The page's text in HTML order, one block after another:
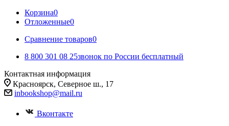
Корзина0
Отложенные0
Сравнение товаров0
8 800 301 08 25звонок по России бесплатный
Контактная информация
Красноярск, Северное ш., 17
inbookshop@mail.ru
Вконтакте